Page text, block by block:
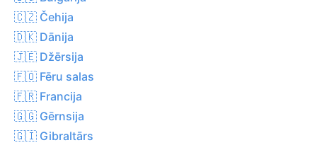
🇨🇿 Čehija
🇩🇰 Dānija
🇯🇪 Džērsija
🇫🇴 Fēru salas
🇫🇷 Francija
🇬🇬 Gērnsija
🇬🇮 Gibraltārs